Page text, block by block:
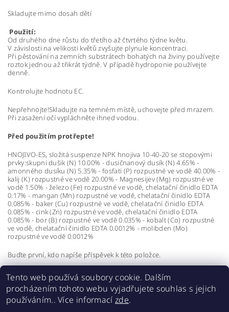
Skladujte mimo dosah dětí
Použití:
Od druhého dne růstu do třetího až čtvrtého týdne květu.
V závislosti na velikosti květů zvyšujte plynule koncentraci.
Při pěstování na zemních substrátech bohatých na živiny používejte
roztok jednou až třikrát týdně. V případě hydroponie používejte
denně.
Kontrolujte hodnotu EC.
Nepřehnojte!Skladujte na temném místě, uchovejte před mrazem.
Při zasažení očí vypláchněte ihned vodou.
Před použitím protřepte!
HNOJIVO-ES, složitá suspenze NPK hnojiva 10-40-20 se stopovými
prvky:skupni dušik (N) 10.00% - dusičnanový dusík (N) 4.65% -
amonného dusíku (N) 5.35% - fosfati (P) rozpustné ve vodĕ 40.00% -
kalij (K) rozpustné ve vodĕ 20.00% - Magnesijev (Mg) rozpustné ve
vodĕ 1.50% - železo (Fe) rozpustné ve vodĕ, chelatační činidlo EDTA
0.17% - mangan (Mn) rozpustné ve vodĕ, chelatační činidlo EDTA
0.085% - baker (Cu) rozpustné ve vodĕ, chelatační činidlo EDTA
0.085% - cink (Zn) rozpustné ve vodĕ, chelatační činidlo EDTA
0.085% - bor (B) rozpustné ve vodĕ 0.035% - kobalt (Co) rozpustné
ve vodĕ, chelatační činidlo EDTA 0.0012% - molibden (Mo)
rozpustné ve vodĕ 0.0012%
Buďte první, kdo napíše příspěvek k této položce.
Přidat komentář
Tento web používá soubory cookie. Dalším
procházením tohoto webu vyjadřujete souhlas s jejich
používáním.. Více informací zde.